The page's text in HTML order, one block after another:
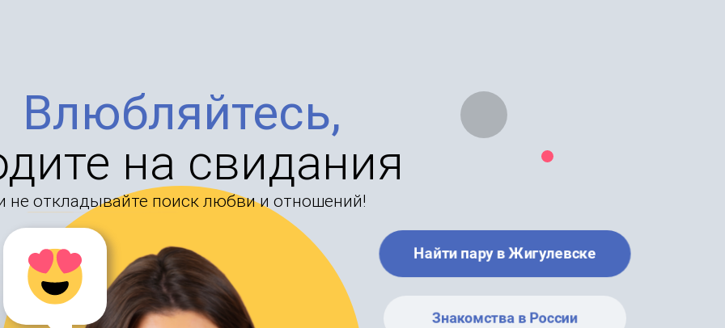
Влюбляйтесь,
на свидания
не откладывайте поиск любви и отношений!
Найти пару в Жигулевске
Знакомства в России